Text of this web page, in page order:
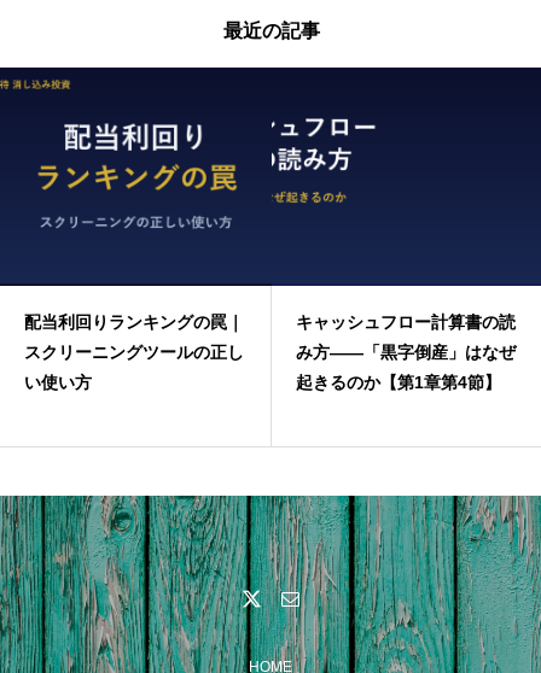
最近の記事
配当利回りランキングの罠｜
スクリーニングツールの正し
い使い方
キャッシュフロー計算書の読
み方——「黒字倒産」はなぜ
起きるのか【第1章第4節】
HOME